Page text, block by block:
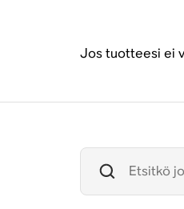
Jos tuotteesi ei